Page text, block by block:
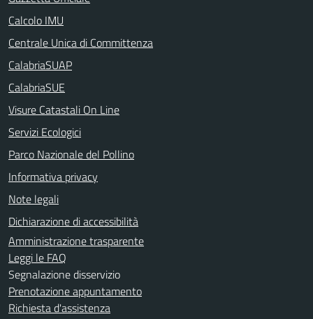
Calcolo IMU
Centrale Unica di Committenza
CalabriaSUAP
CalabriaSUE
Visure Catastali On Line
Servizi Ecologici
Parco Nazionale del Pollino
Informativa privacy
Note legali
Dichiarazione di accessibilità
Amministrazione trasparente
Leggi le FAQ
Segnalazione disservizio
Prenotazione appuntamento
Richiesta d'assistenza